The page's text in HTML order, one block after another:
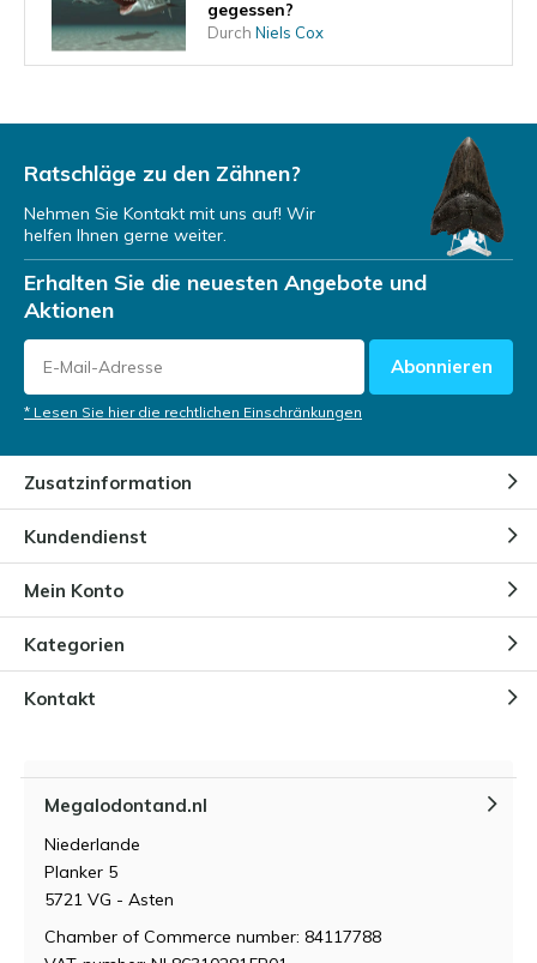
gegessen?
Durch Niels Cox
Kann der Megalodon jemals
Durch Niels Cox
Wo lebte der Megalodon?
DurchNiels Cox
Existenz des Megalodons?
Megalodons?
Wie ist der Megalodon
Ratschläge zu den Zähnen?
Nehmen Sie Kontakt mit uns auf! Wir
helfen Ihnen gerne weiter.
Erhalten Sie die neuesten Angebote und
Aktionen
Abonnieren
* Lesen Sie hier die rechtlichen Einschränkungen
Zusatzinformation
Kundendienst
Mein Konto
Kategorien
Kontakt
Megalodontand.nl
Niederlande
Planker 5
5721 VG - Asten
Chamber of Commerce number: 84117788